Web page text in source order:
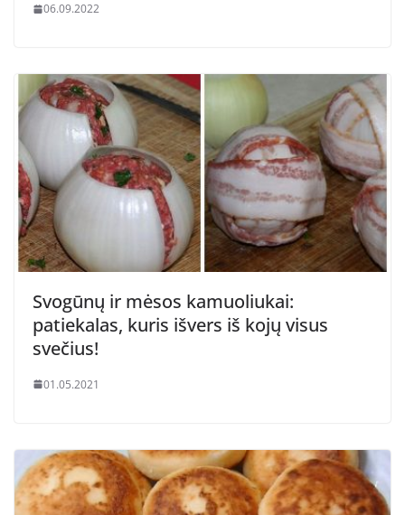
06.09.2022
Svogūnų ir mėsos kamuoliukai:
patiekalas, kuris išvers iš kojų visus
svečius!
01.05.2021